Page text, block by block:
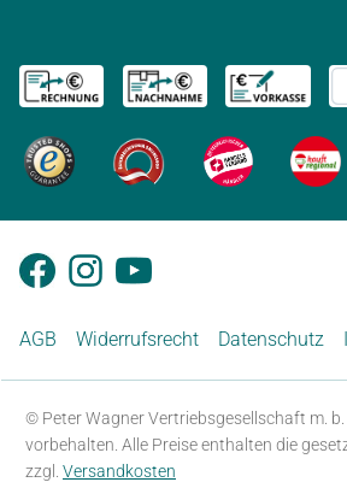
AGB Widerrufsrecht Datenschutz
© Peter Wagner Vertriebsgesellschaft m. b.
vorbehalten. Alle Preise enthalten die
zzgl. Versandkosten